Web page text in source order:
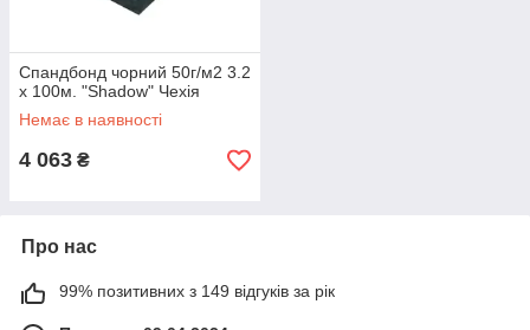
Спандбонд чорний 50г/м2 3.2
х 100м. "Shadow" Чехія
Немає в наявності
4 063 ₴
Про нас
99% позитивних з 149 відгуків за рік